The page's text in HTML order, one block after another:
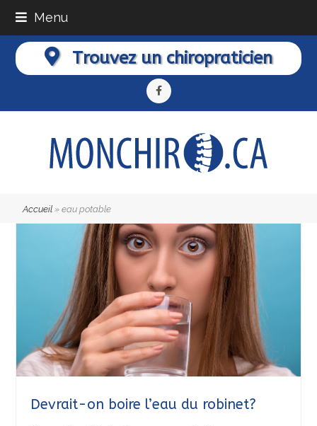
Menu
Trouvez un chiropraticien
Facebook
Accueil »eau potable
Devrait-on boire l’eau du robinet?